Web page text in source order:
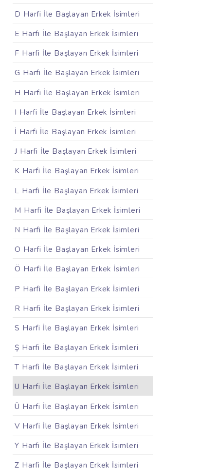
D Harfi İle Başlayan Erkek İsimleri
E Harfi İle Başlayan Erkek İsimleri
F Harfi İle Başlayan Erkek İsimleri
G Harfi İle Başlayan Erkek İsimleri
H Harfi İle Başlayan Erkek İsimleri
I Harfi İle Başlayan Erkek İsimleri
İ Harfi İle Başlayan Erkek İsimleri
J Harfi İle Başlayan Erkek İsimleri
K Harfi İle Başlayan Erkek İsimleri
L Harfi İle Başlayan Erkek İsimleri
M Harfi İle Başlayan Erkek İsimleri
N Harfi İle Başlayan Erkek İsimleri
O Harfi İle Başlayan Erkek İsimleri
Ö Harfi İle Başlayan Erkek İsimleri
P Harfi İle Başlayan Erkek İsimleri
R Harfi İle Başlayan Erkek İsimleri
S Harfi İle Başlayan Erkek İsimleri
Ş Harfi İle Başlayan Erkek İsimleri
T Harfi İle Başlayan Erkek İsimleri
U Harfi İle Başlayan Erkek İsimleri
Ü Harfi İle Başlayan Erkek İsimleri
V Harfi İle Başlayan Erkek İsimleri
Y Harfi İle Başlayan Erkek İsimleri
Z Harfi İle Başlayan Erkek İsimleri